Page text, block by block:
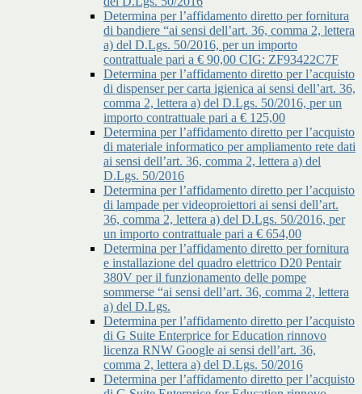
Determina per l’affidamento diretto per fornitura
di bandiere “ai sensi dell’art. 36, comma 2, lettera
a) del D.Lgs. 50/2016, per un importo
contrattuale pari a € 90,00 CIG: ZF93422C7F
Determina per l’affidamento diretto per l’acquisto
di dispenser per carta igienica ai sensi dell’art. 36,
comma 2, lettera a) del D.Lgs. 50/2016, per un
importo contrattuale pari a € 125,00
Determina per l’affidamento diretto per l’acquisto
di materiale informatico per ampliamento rete dati
ai sensi dell’art. 36, comma 2, lettera a) del
D.Lgs. 50/2016
Determina per l’affidamento diretto per l’acquisto
di lampade per videoproiettori ai sensi dell’art.
36, comma 2, lettera a) del D.Lgs. 50/2016, per
un importo contrattuale pari a € 654,00
Determina per l’affidamento diretto per fornitura
e installazione del quadro elettrico D20 Pentair
380V per il funzionamento delle pompe
sommerse “ai sensi dell’art. 36, comma 2, lettera
a) del D.Lgs.
Determina per l’affidamento diretto per l’acquisto
di G Suite Enterprice for Education rinnovo
licenza RNW Google ai sensi dell’art. 36,
comma 2, lettera a) del D.Lgs. 50/2016
Determina per l’affidamento diretto per l’acquisto